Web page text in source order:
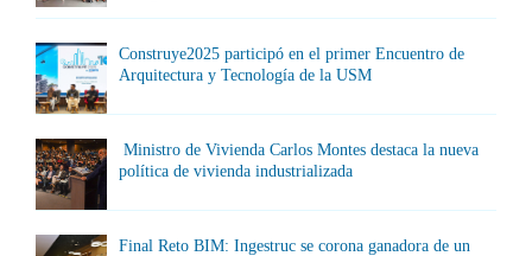
Construye2025 participó en el primer Encuentro de
Arquitectura y Tecnología de la USM
Ministro de Vivienda Carlos Montes destaca la nueva
política de vivienda industrializada
Final Reto BIM: Ingestruc se corona ganadora de un